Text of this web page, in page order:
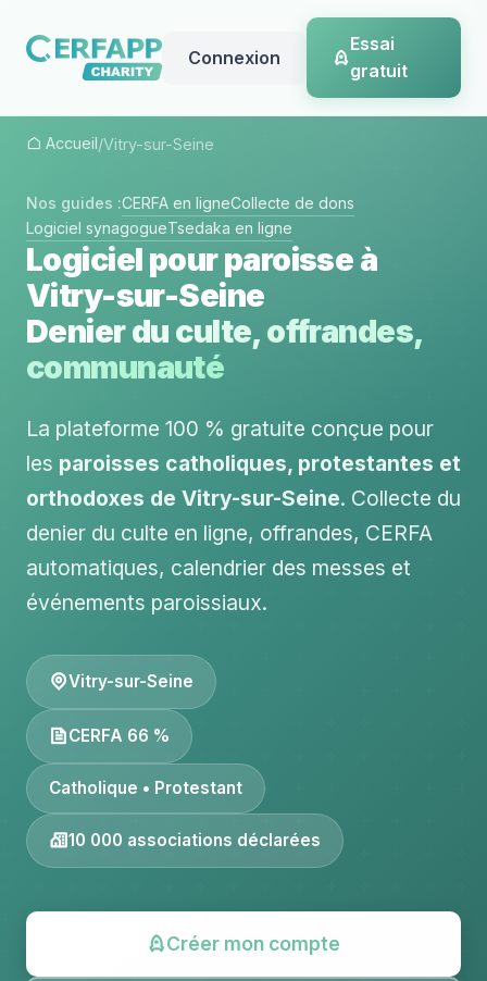
Connexion
Essai
gratuit
Accueil/Vitry-sur-Seine
Nos guides :CERFA en ligneCollecte de dons
Logiciel synagogueTsedaka en ligne
Logiciel pour paroisse à
Vitry-sur-Seine
Denier du culte, offrandes,
communauté
La plateforme 100 % gratuite conçue pour
les paroisses catholiques, protestantes et
orthodoxes de Vitry-sur-Seine. Collecte du
denier du culte en ligne, offrandes, CERFA
automatiques, calendrier des messes et
événements paroissiaux.
Vitry-sur-Seine
CERFA 66 %
Catholique • Protestant
10 000 associations déclarées
Créer mon compte